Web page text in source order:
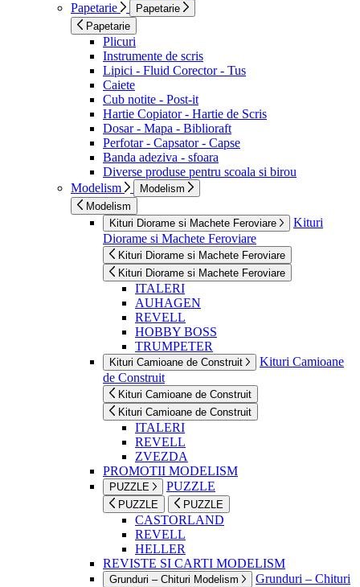
Papetarie
Papetarie
Papetarie
Plicuri
Instrumente de scris
Lipici - Fluid Corector - Tus
Caiete
Cub notite - Post-it
Hartie Copiator - Hartie de Scris
Dosar - Mapa - Biblioraft
Perfotar - Capsator - Capse
Banda adeziva - sfoara
Diverse produse pentru scoala si birou
Modelism
Modelism
Modelism
Kituri Diorame si Machete Feroviare
Kituri
Diorame si Machete Feroviare
Kituri Diorame si Machete Feroviare
Kituri Diorame si Machete Feroviare
ITALERI
AUHAGEN
REVELL
HOBBY BOSS
TRUMPETER
Kituri Camioane de Construit
Kituri Camioane
de Construit
Kituri Camioane de Construit
Kituri Camioane de Construit
ITALERI
REVELL
ZVEZDA
PROMOTII MODELISM
PUZZLE PUZZLE
PUZZLE PUZZLE
CASTORLAND
REVELL
HELLER
REVISTE SI CARTI MODELISM
Grunduri – Chituri Modelism
Grunduri – Chituri